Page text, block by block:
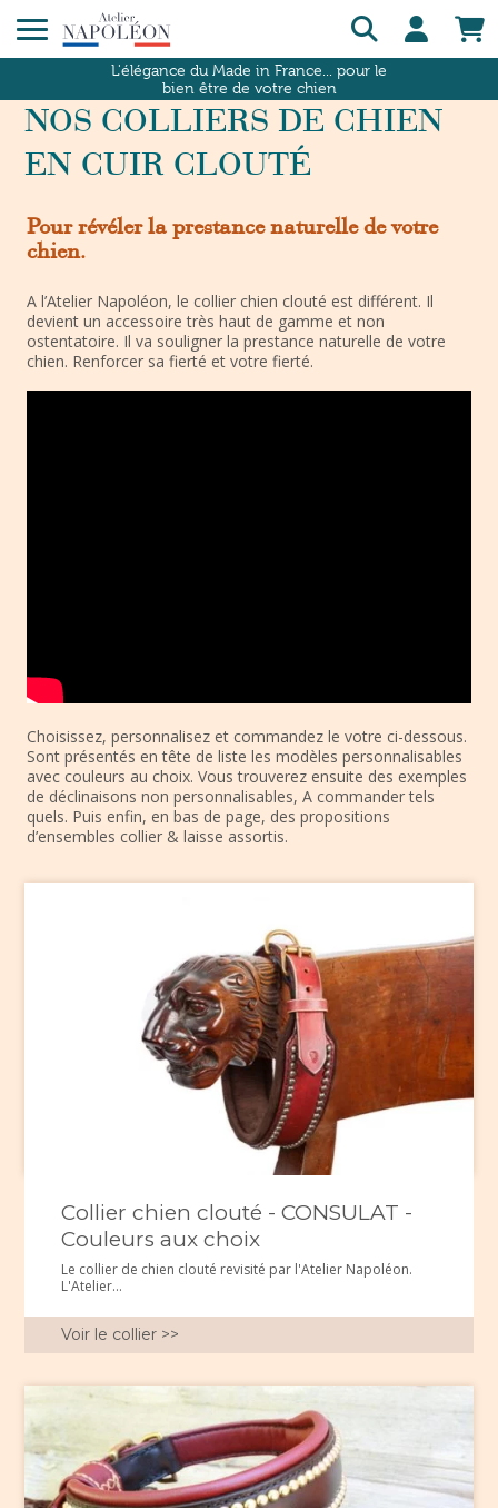
L'élégance du Made in France... pour le
bien être de votre chien
NOS COLLIERS DE CHIEN
EN CUIR CLOUTÉ
Pour révéler la prestance naturelle de votre
chien.
A l’Atelier Napoléon, le collier chien clouté est différent. Il
devient un accessoire très haut de gamme et non
ostentatoire. Il va souligner la prestance naturelle de votre
chien. Renforcer sa fierté et votre fierté.
Choisissez, personnalisez et commandez le votre ci-dessous.
Sont présentés en tête de liste les modèles personnalisables
avec couleurs au choix. Vous trouverez ensuite des exemples
de déclinaisons non personnalisables, A commander tels
quels. Puis enfin, en bas de page, des propositions
d’ensembles collier & laisse assortis.
Collier chien clouté - CONSULAT -
Couleurs aux choix
Le collier de chien clouté revisité par l'Atelier Napoléon.
L'Atelier...
Voir le collier >>